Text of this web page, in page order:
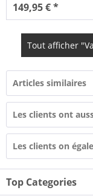
149,95 € *
Tout afficher
Articles similaires
Les clients ont
Les clients on
Top Categories